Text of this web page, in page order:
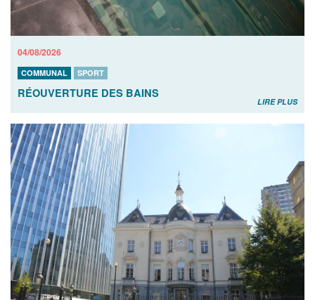
04/08/2026
COMMUNAL SPORT
RÉOUVERTURE DES BAINS
LIRE PLUS